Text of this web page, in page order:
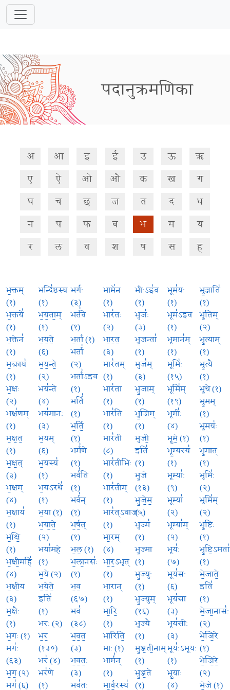
पदानुक्रमणिका
अ आ इ ई उ ऊ ऋ
ए ऐ ओ औ क ख ग
घ च छ ज त द ध
न प फ ब भ म य
र ल व श ष स ह
भ॒क्तम्
(१)
भ॒क्तये॑
(१)
भ॒क्तेन॑
(१)
भ॒क्त्वाय॑
(१)
भ॒क्षः
(२)
भक्ष॑णम्
(१)
भ॒क्ष॒त॒
(१)
भ॒क्ष॒त्
(३)
भ॒क्षम्
(४)
भ॒क्षाय॑
(१)
भ॒क्षि॒
(१)
भ॒क्षी॒महि॑
(४)
भ॒क्षी॒य
(३)
भ॒क्षैः
(१)
भ॒गः (१)
भगः॑
(६३)
भ॒ग॒ (२)
भग॑ (६)
भन्दि॑ष्ठस्य
(१)
भ॒य॒ता॒म्
(१)
भ॒य॒ते॒
(६)
भ॒य॒न्ते॒
(२)
भय॑न्ते
(४)
भय॑मानः
(३)
भ॒यम्
(६)
भ॒यस्य॑
(१)
भ॒यऽस्थे॑
(१)
भ॒या (१)
भ॒या॒ते॒
(२)
भया॑महे
(१)
भ॒ये (२)
भ॒ये॒ते॒
इति॑
(१)
भ॒रः॒ (२)
भ॒र॒
(१३०)
भर॑ (४)
भर॑णे
(१)
भर्गः॑
(३)
भर्त॑वे
(१)
भ॒र्ता (१)
भर्ता॑
(२)
भर्ता॑ऽइव
(१)
भर्ति॑
(१)
भ॒र्ति॒
(१)
भर्म॑णे
(१)
भर्व॑ति
(१)
भर्व॑न्
(१)
भ॒र्ष॒त्
(१)
भ॒ल॒ (१)
भ॒ला॒नसः॑
(१)
भ॒व॒
(६७)
भव॑
(३८)
भ॒व॒त॒
(३)
भ॒व॒तः॒
(३)
भव॑तः
भामे॑न
(१)
भार॑तः
(२)
भा॒र॒त॒
(३)
भार॑तम्
(१)
भार॑ता
(१)
भार॑ति
(१)
भार॑ती
(८)
भार॑तीभिः
(१)
भार॑तीम्
(१)
भार॑त्ऽवाजः
(१)
भा॒रम्
(४)
भा॒र॒ऽभृत्
(१)
भा॒रान्
(१)
भा॒रि॒
(१)
भारिति॒
भाः (१)
भार्म॑न्
(१)
भा॒र्व॒रस्य॑
भीःऽइ॑व
(१)
भुजः॑
(३)
भु॒जन्ता॑
(१)
भुज॑म्
(३)
भु॒जाम्
(१)
भु॒जिम्
(१)
भुजी॒
इति॑
(१)
भु॒जे
(१३)
भु॒जे॒म॒
(५)
भुज्म॑
(१)
भु॒ज्मा
(१)
भु॒ज्युः
(१)
भु॒ज्युम्
(१६)
भु॒ज्यै
(१)
भु॒ञ्ज॒ती॒नाम्
(१)
भु॒ञ्ज॒ते
(१)
भूम॑यः
(१)
भूम॑ऽइव
(१)
भू॒मान॑म्
(१)
भूमिः॑
(१५)
भूमि॑म्
(१९)
भूमीः॑
(४)
भू॒मे॒ (१)
भू॒म्यस्य॑
(१)
भूम्याः॑
(९)
भूम्या॑
(२)
भूम्या॑म्
(२)
भूयः॑
(७)
भूय॑सः
(६)
भूय॑सा
(३)
भूय॑सीः
(३)
भूयः॑ऽभूयः
(१)
भू॒याः
(४)
भृ॒ज्जाति॑
(१)
भृ॒तिम्
(२)
भृ॒त्याम्
(१)
भृ॒त्यै
(१)
भृ॒थे (१)
भृ॒मम्
(१)
भृ॒मयः॑
(१)
भृ॒मात्
(१)
भृमिः॑
(२)
भृमि॑म्
(२)
भृ॒ष्टिः
(१)
भृ॒ष्टि॒ऽमता॑
(१)
भे॒जाते॒
इति॑
(१)
भे॒जा॒नासः॑
(२)
भे॒जि॒रे
(१)
भे॒जि॒रे॒
(२)
भे॒जे (१)